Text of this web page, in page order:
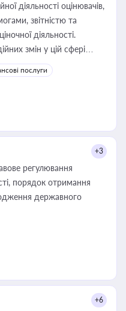
діяльності оцінювачів,
звітністю та
діяльності.
змін у цій сфері
юриста або
приватизації, оренди
угод і перевірки
послуги
+3
регулювання
порядок отримання
державного
+6